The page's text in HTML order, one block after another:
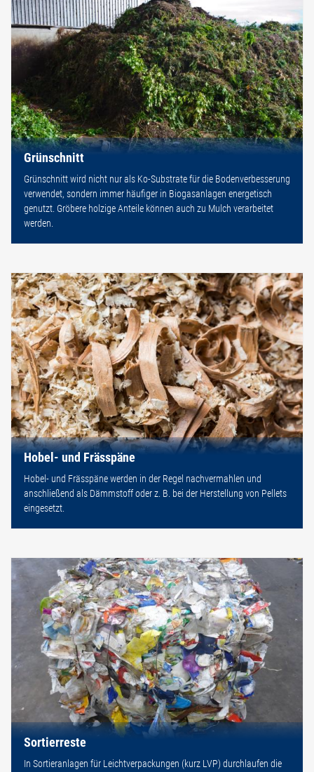
Grünschnitt
Grünschnitt wird nicht nur als Ko-Substrate für die Bodenverbesserung
verwendet, sondern immer häufiger in Biogasanlagen energetisch
genutzt. Gröbere holzige Anteile können auch zu Mulch verarbeitet
werden.
Hobel- und Frässpäne
Hobel- und Frässpäne werden in der Regel nachvermahlen und
anschließend als Dämmstoff oder z. B. bei der Herstellung von Pellets
eingesetzt.
Sortierreste
In Sortieranlagen für Leichtverpackungen (kurz LVP) durchlaufen die